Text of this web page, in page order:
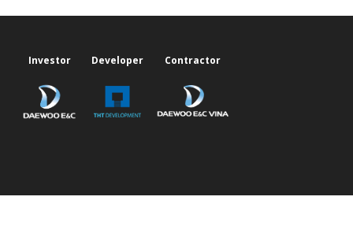
Investor Developer Contractor